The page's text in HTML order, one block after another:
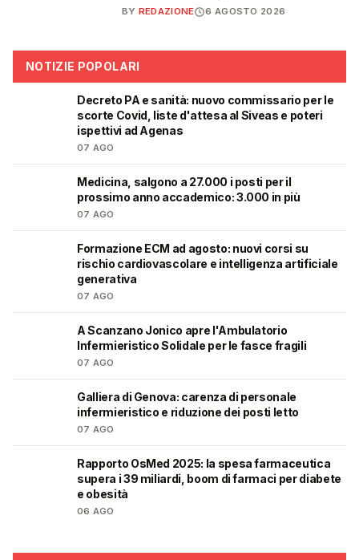
BY REDAZIONE 6 AGOSTO 2026
NOTIZIE POPOLARI
Decreto PA e sanità: nuovo commissario per le
scorte Covid, liste d'attesa al Siveas e poteri
ispettivi ad Agenas
07 AGO
Medicina, salgono a 27.000 i posti per il
prossimo anno accademico: 3.000 in più
07 AGO
Formazione ECM ad agosto: nuovi corsi su
rischio cardiovascolare e intelligenza artificiale
generativa
07 AGO
A Scanzano Jonico apre l'Ambulatorio
Infermieristico Solidale per le fasce fragili
07 AGO
Galliera di Genova: carenza di personale
infermieristico e riduzione dei posti letto
07 AGO
Rapporto OsMed 2025: la spesa farmaceutica
supera i 39 miliardi, boom di farmaci per diabete
e obesità
06 AGO